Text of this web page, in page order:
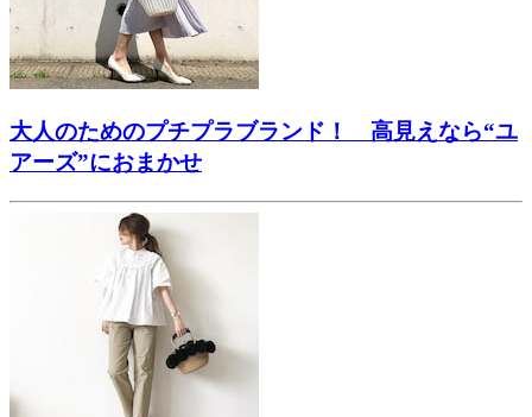
大人のためのプチプラブランド！ 高見えなら“ユ
アーズ”におまかせ